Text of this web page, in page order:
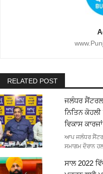
RELATED POST
ਜਲੰਧਰ ਸੈਂਟਰਲ
ਨਿਤਿਨ
ਵਿਕਾਸ
ਆਪ ਜਲੰਧਰ
ਸਮਾਗਮ ਦੌਰਾਨ
ਸਾਲ 2022